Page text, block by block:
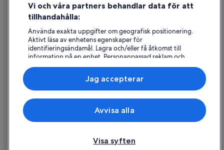
Avboka eller ändra din bokning
Återbetalningsprocess och tidslinjer
Boka ett flyg med flygbolagskredit
Internationella resedokument
© 2026 Expedia, Inc., ett företag i Expedia Group. Med ensamrätt.
Expedia och Expedias logotyp är varumärken eller registrerade
Vi och våra partners behandlar data för att
tillhandahålla:
Använda exakta uppgifter om geografisk positionering.
Aktivt läsa av enhetens egenskaper för
identifieringsändamål. Lagra och/eller få åtkomst till
information på en enhet. Personanpassad reklam och
innehåll, reklam- och innehållsmätning, forskning
Lista över partner (leverantörer)
Visa syften
Avvisa alla
Jag accepterar